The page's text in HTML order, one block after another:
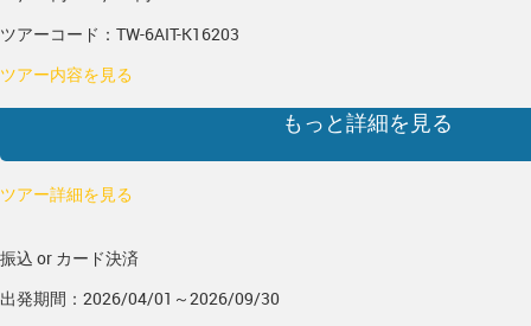
ツアーコード：TW-6AIT-K16203
ツアー内容を見る
もっと詳細を見る
ツアー詳細を見る
振込 or カード決済
出発期間：2026/04/01～2026/09/30